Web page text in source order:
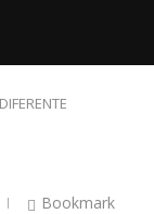
Bookmark